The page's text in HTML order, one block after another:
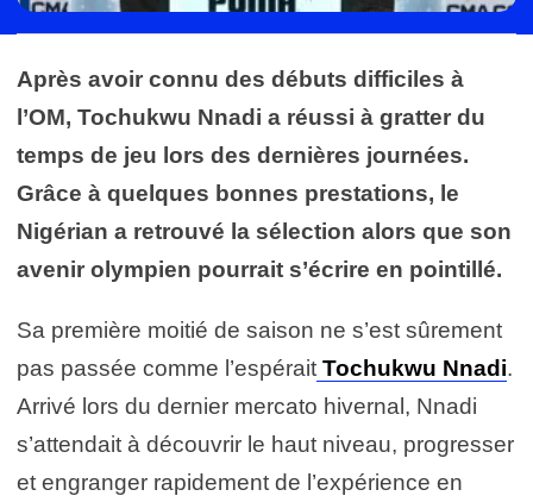
Après avoir connu des débuts difficiles à
l’OM, Tochukwu Nnadi a réussi à gratter du
temps de jeu lors des dernières journées.
Grâce à quelques bonnes prestations, le
Nigérian a retrouvé la sélection alors que son
avenir olympien pourrait s’écrire en pointillé.
Sa première moitié de saison ne s’est sûrement
pas passée comme l’espérait Tochukwu Nnadi.
Arrivé lors du dernier mercato hivernal, Nnadi
s’attendait à découvrir le haut niveau, progresser
et engranger rapidement de l’expérience en